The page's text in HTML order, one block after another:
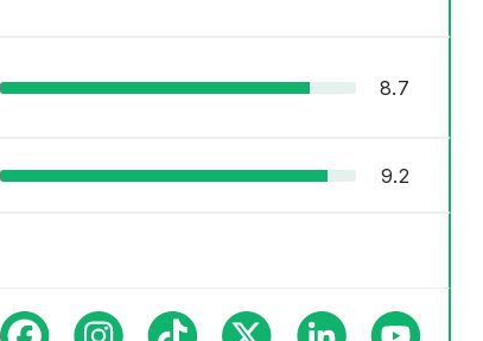
8.7
9.2